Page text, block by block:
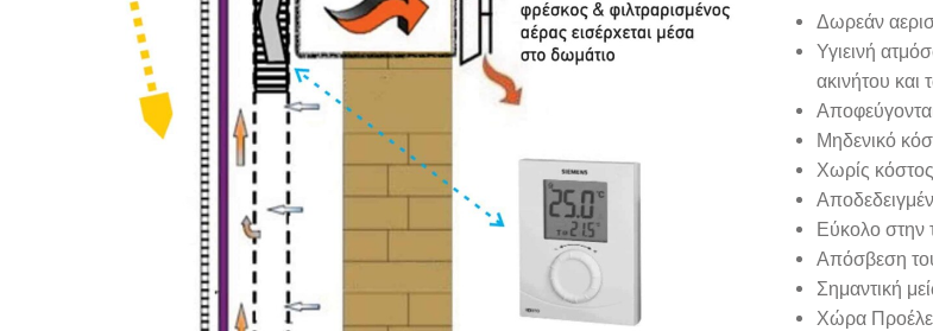
Δωρεάν
Υγιεινή
ακινήτου και
Μηδενικό
Χωρίς
Εύκολο στην
Απόσβεση
Σημαντική
Χώρα